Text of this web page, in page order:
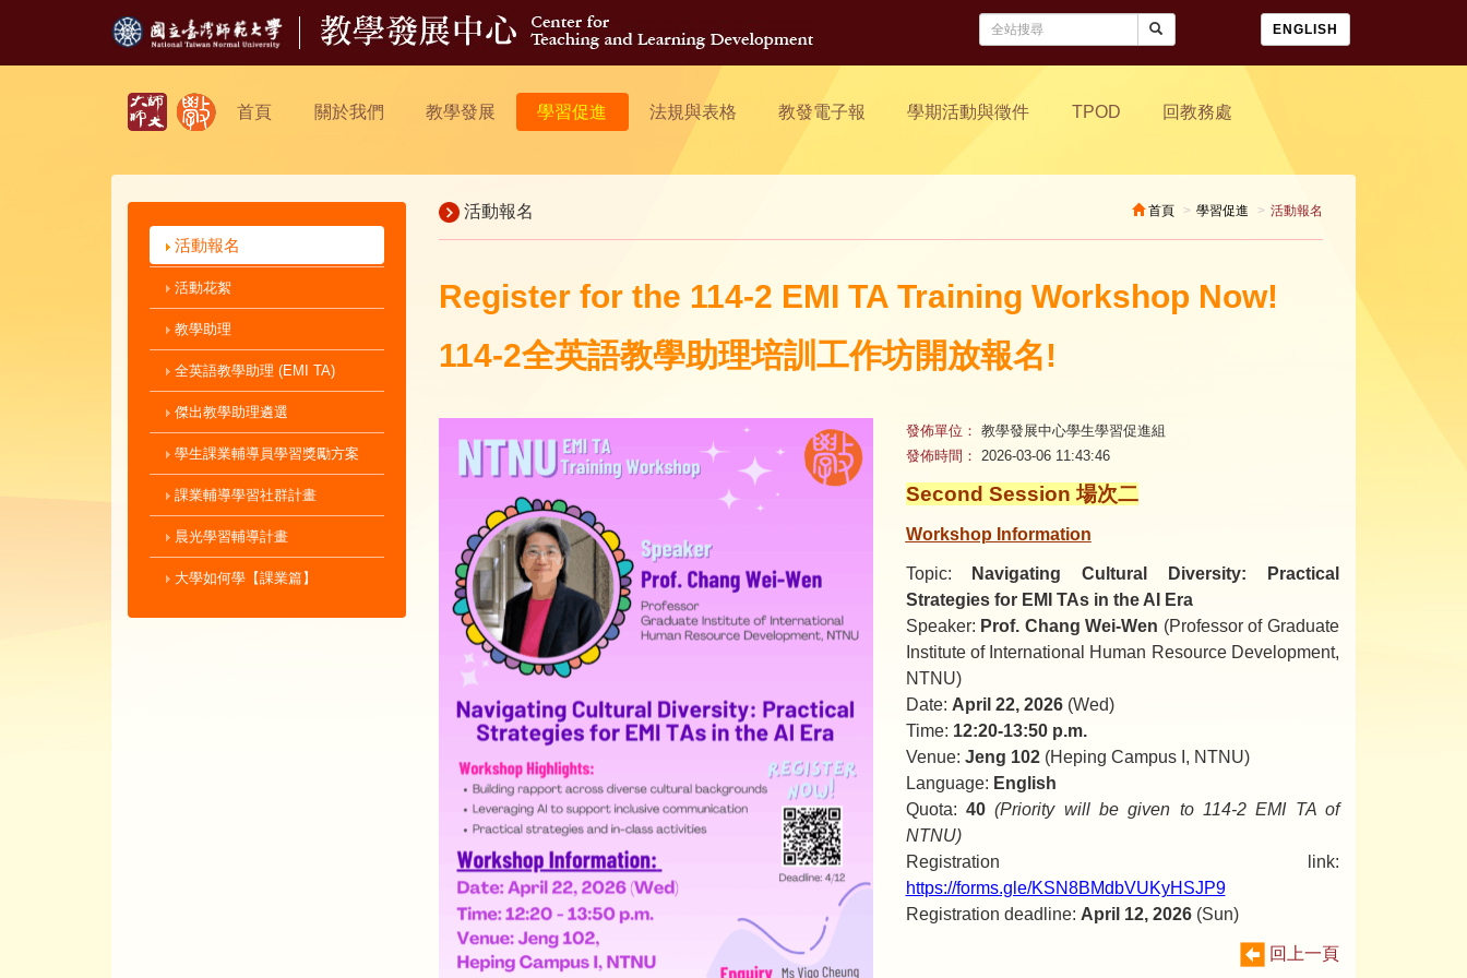
ENGLISH
首頁 關於我們 教學發展 學習促進 法規與表格 教發電子報 學期活動與徵件 TPOD 回教務處
活動報名
活動花絮
教學助理
全英語教學助理 (EMI TA)
傑出教學助理遴選
學生課業輔導員學習獎勵方案
課業輔導學習社群計畫
晨光學習輔導計畫
大學如何學【課業篇】
活動報名 首頁 學習促進 活動報名
Register for the 114-2 EMI TA Training Workshop Now!
114-2全英語教學助理培訓工作坊開放報名!
發佈單位： 教學發展中心學生學習促進組
發佈時間： 2026-03-06 11:43:46
Second Session 場次二
Workshop Information
Topic:
Navigating Cultural Diversity: Practical
Strategies for EMI TAs in the AI Era
Speaker: Prof. Chang Wei-Wen (Professor of Graduate
Institute of International Human Resource Development,
NTNU)
Date: April 22, 2026 (Wed)
Time: 12:20-13:50 p.m.
Venue: Jeng 102(Heping Campus I, NTNU)
Language: English
Quota: 40 (Priority will be given to 114-2 EMI TA of
NTNU)
Registration link:
https://forms.gle/KSN8BMdbVUKyHSJP9
Registration deadline: April 12, 2026(Sun)
回上一頁